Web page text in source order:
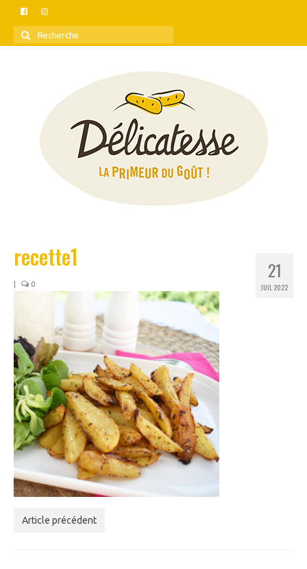
Rechercher
:
21
JUIL 2022
recette1
0
Article précédent